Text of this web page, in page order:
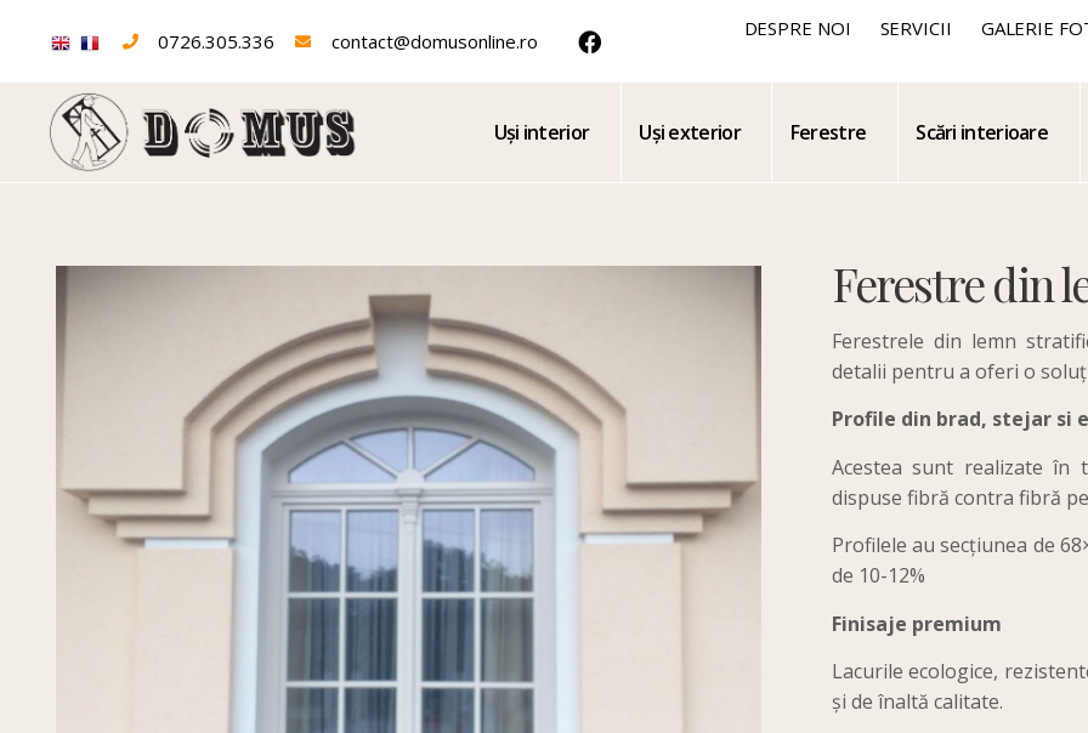
0726.305.336 contact@domusonline.ro
DESPRE NOI SERVICII GALERIE
Uși interior Uși exterior Ferestre Scări interioare
Ferestre din
Ferestrele din lemn
detalii pentru a oferi o
Profile din brad, stejar si
Acestea sunt realizate în
dispuse fibră contra fibră
Profilele au secțiunea de
de 10-12%
Finisaje premium
Lacurile ecologice,
și de înaltă calitate.